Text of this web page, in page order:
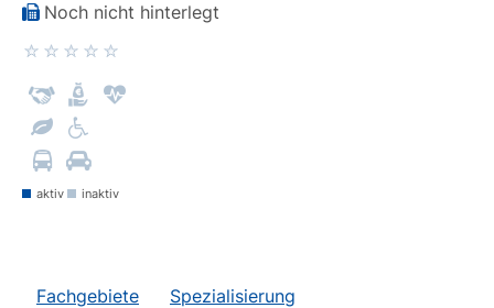
Noch nicht hinterlegt
aktiv inaktiv
Fachgebiete Spezialisierung